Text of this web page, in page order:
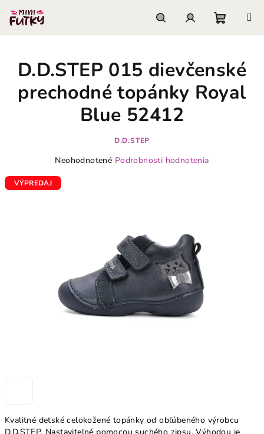
obsah
košík
Kvalitné detské celokožené topánky od obľúbeného výrobcu
D.D.STEP 015 dievčenské
prechodné topánky Royal
Blue 52412
D.D.STEP
Priemerné
produktu
Neohodnotené Podrobnosti hodnotenia
VÝPREDAJ